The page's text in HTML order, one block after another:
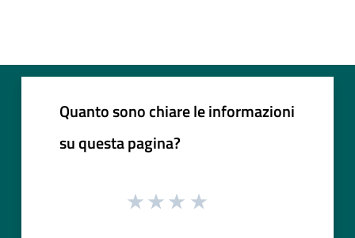
Quanto sono chiare le informazioni
su questa pagina?